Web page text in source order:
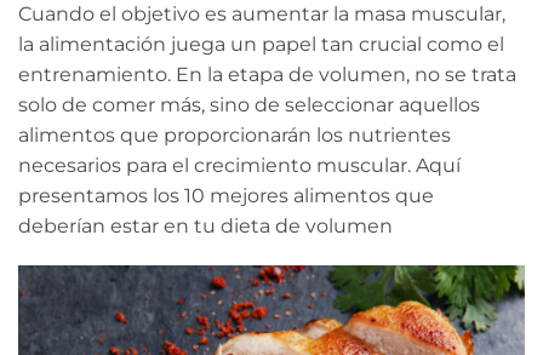
Cuando el objetivo es aumentar la masa muscular,
la alimentación juega un papel tan crucial como el
entrenamiento. En la etapa de volumen, no se trata
solo de comer más, sino de seleccionar aquellos
alimentos que proporcionarán los nutrientes
necesarios para el crecimiento muscular. Aquí
presentamos los 10 mejores alimentos que
deberían estar en tu dieta de volumen